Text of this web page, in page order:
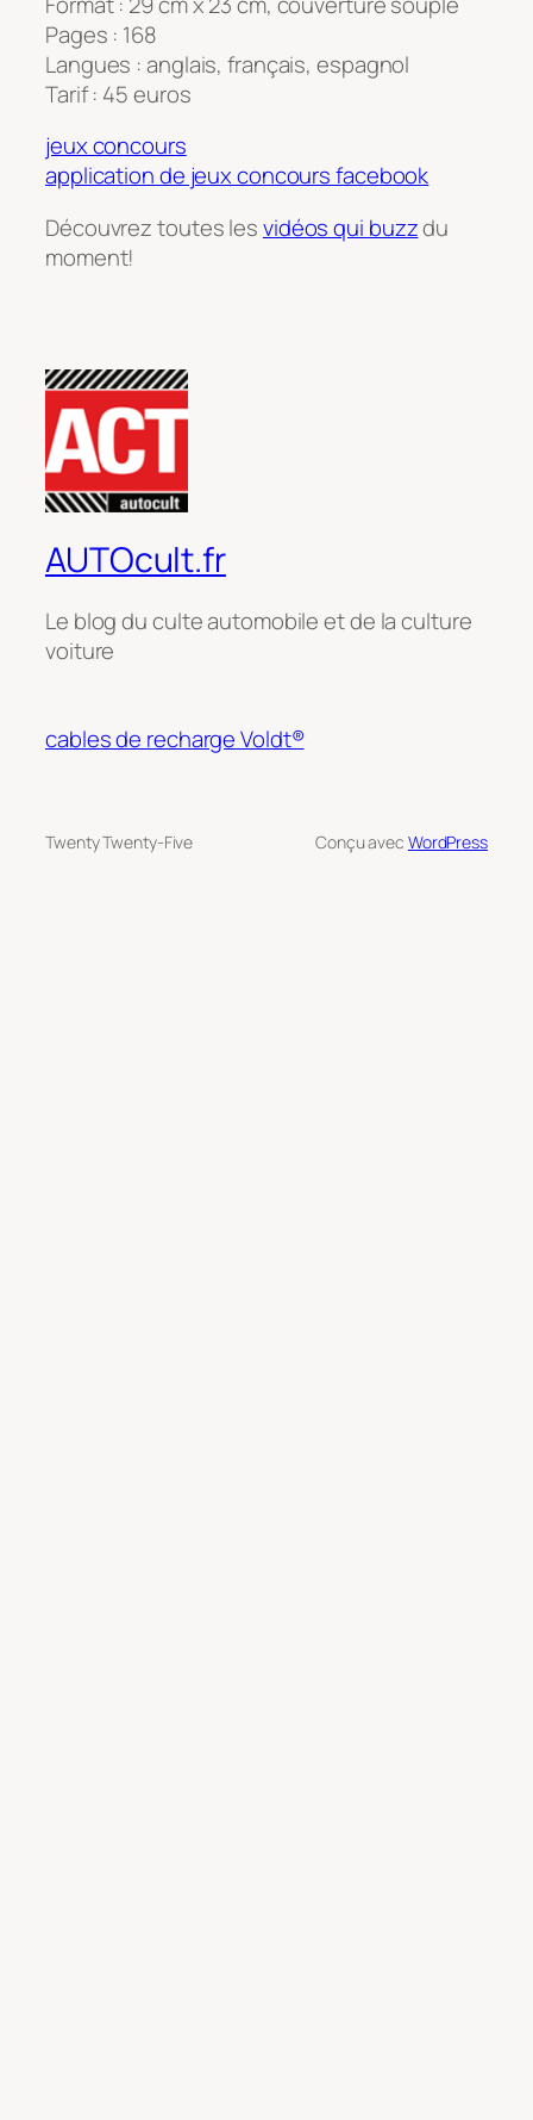
Pages : 168
Langues : anglais, français, espagnol
Tarif : 45 euros
jeux concours
application de jeux concours facebook
Découvrez toutes lesvidéos qui buzzdu
moment!
AUTOcult.fr
Le blog du culte automobile et de la culture
voiture
cables de recharge Voldt®
Twenty Twenty-Five Conçu avec WordPress